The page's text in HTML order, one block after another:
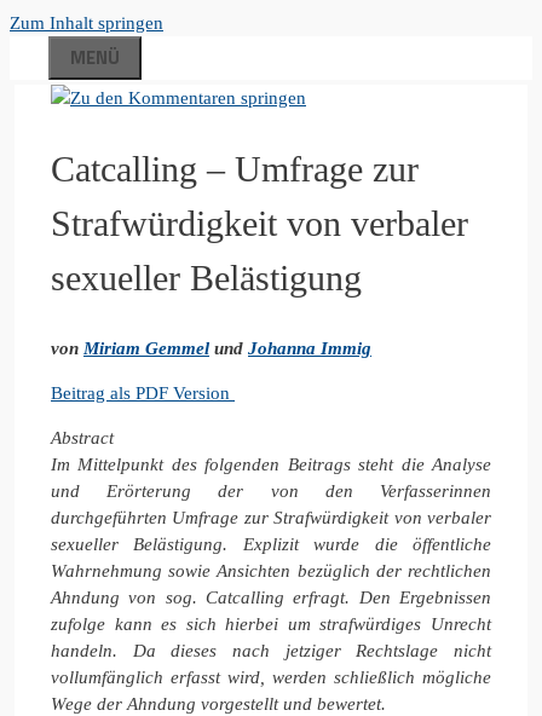
Zum Inhalt springen
MENÜ
Catcalling – Umfrage zur
Strafwürdigkeit von verbaler
sexueller Belästigung
von Miriam Gemmel und Johanna Immig
Beitrag als PDF Version
Abstract
Im Mittelpunkt des folgenden Beitrags steht die Analyse
und Erörterung der von den Verfasserinnen
durchgeführten Umfrage zur Strafwürdigkeit von verbaler
sexueller Belästigung. Explizit wurde die öffentliche
Wahrnehmung sowie Ansichten bezüglich der rechtlichen
Ahndung von sog. Catcalling erfragt. Den Ergebnissen
zufolge kann es sich hierbei um strafwürdiges Unrecht
handeln. Da dieses nach jetziger Rechtslage nicht
vollumfänglich erfasst wird, werden schließlich mögliche
Wege der Ahndung vorgestellt und bewertet.